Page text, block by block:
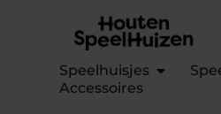
Speelhuisjes
Accessoires